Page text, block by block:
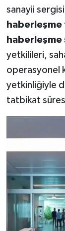
sanayii
yetkilileri,
operasyonel
yetkinliğiyle
tatbikat